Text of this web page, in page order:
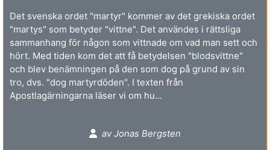
Det svenska ordet "martyr" kommer av det grekiska ordet
"martys" som betyder "vittne". Det användes i rättsliga
sammanhang för någon som vittnade om vad man sett och
hört. Med tiden kom det att få betydelsen "blodsvittne"
och blev benämningen på den som dog på grund av sin
tro, dvs. "dog martyrdöden". I texten från
Apostlagärningarna läser vi om hu...
av Jonas Bergsten